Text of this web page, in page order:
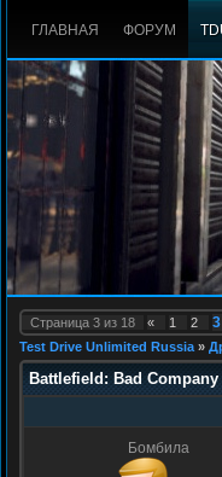
ГЛАВНАЯ ФОРУМ
Страница 3 из 18 « 1 2 3
Test Drive Unlimited Russia »
Battlefield: Bad Company
Бомбила